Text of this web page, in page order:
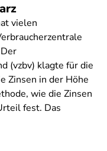
vielen
(vzbv) klagte für die
Zinsen in der Höhe
wie die Zinsen
fest. Das